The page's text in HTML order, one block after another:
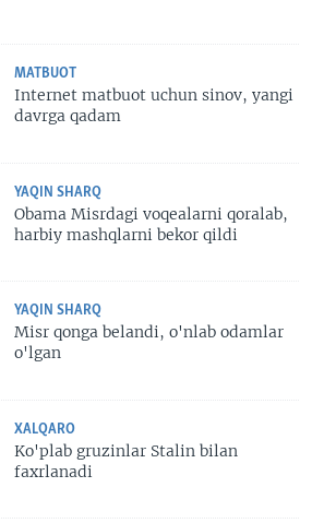
MATBUOT
Internet matbuot uchun sinov, yangi
davrga qadam
YAQIN SHARQ
Obama Misrdagi voqealarni qoralab,
harbiy mashqlarni bekor qildi
YAQIN SHARQ
Misr qonga belandi, o'nlab odamlar
o'lgan
XALQARO
Ko'plab gruzinlar Stalin bilan
faxrlanadi